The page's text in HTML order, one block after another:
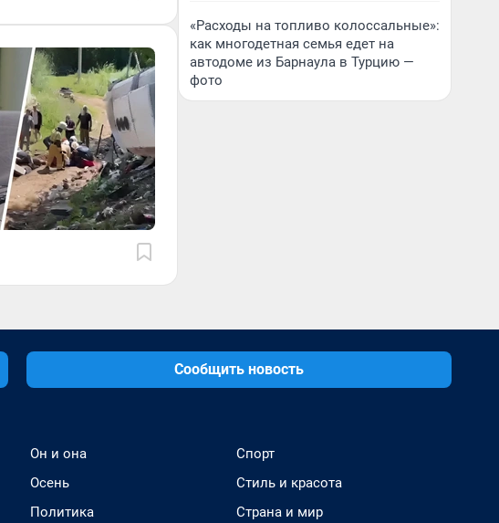
«Расходы на топливо колоссальные»:
как многодетная семья едет на
автодоме из Барнаула в Турцию —
фото
Сообщить новость
Он и она
Осень
Политика
Спорт
Стиль и красота
Страна и мир